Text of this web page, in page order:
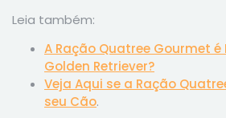
Leia também:
A Ração Quatree Gourmet é
Golden Retriever?
Veja Aqui se a Ração
seu Cão.